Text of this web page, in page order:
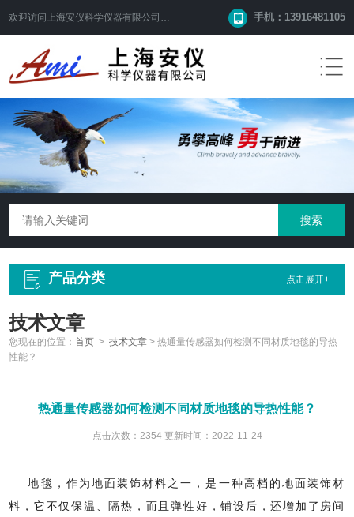
欢迎访问 上海安仪科学仪器有限公司 网站！ 手机：13916481105
产品分类 点击展开+
技术文章
您现在的位置：首页 >技术文章 >热通量传感器如何检测不同材质地毯的导热
性能？
热通量传感器如何检测不同材质地毯的导热性能？
点击次数：2354 更新时间：2022-11-24
地毯，作为地面装饰材料之一，是一种高档的地面装饰材
料，它不仅保温、隔热，而且弹性好，铺设后，还增加了房间